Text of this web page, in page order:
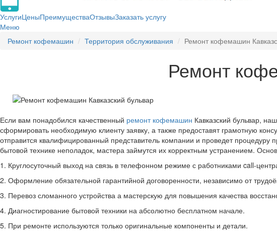
УслугиЦеныПреимуществаОтзывыЗаказать услугу
Меню
Ремонт кофемашин
Территория обслуживания Ремонт кофемашин
Ремонт
Если вам понадобился качественный ремонт кофемашин Кавказский бульвар,
сформировать необходимую клиенту заявку, а также предоставят грамотную
отправится квалифицированный представитель компании и проведет
бытовой технике неполадок, мастера займутся их корректным устранением.
1. Круглосуточный выход на связь в телефонном режиме с работниками call-
2. Оформление обязательной гарантийной договоренности, независимо от
3. Перевоз сломанного устройства а мастерскую для повышения качества
4. Диагностирование бытовой техники на абсолютно бесплатном начале.
5. При ремонте используются только оригинальные компоненты и детали.